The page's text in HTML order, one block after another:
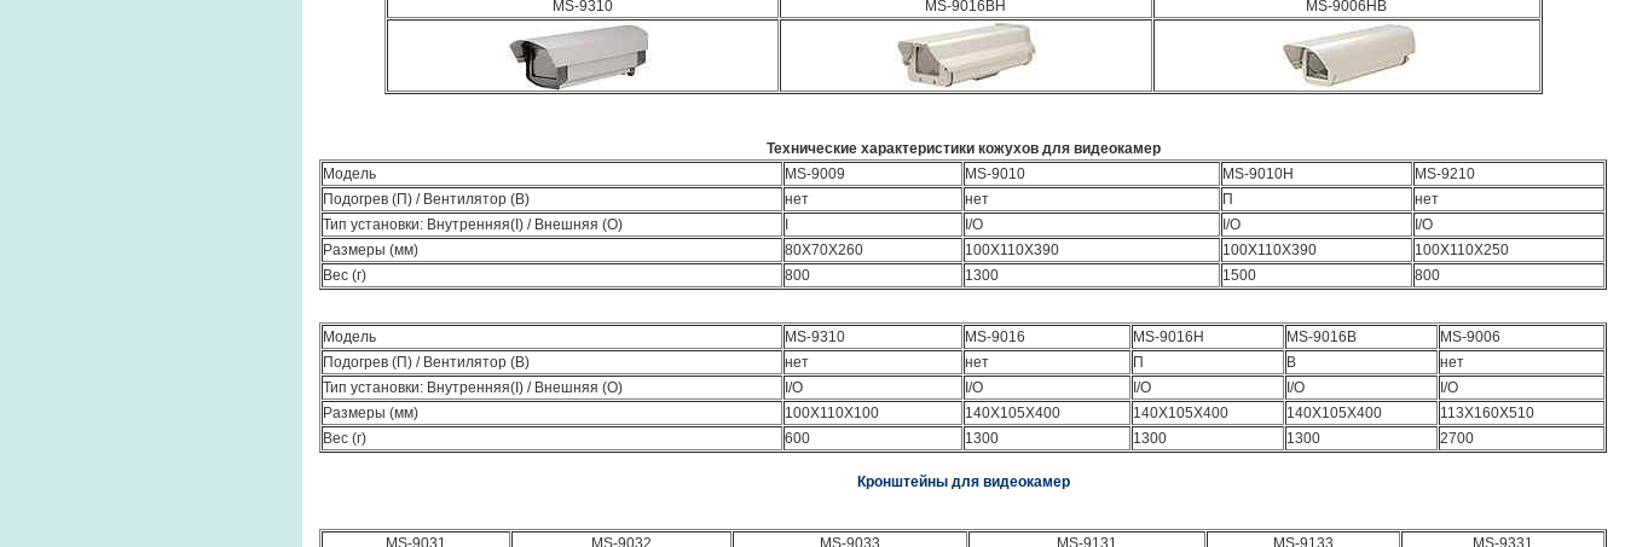
MS-9310
MS-9016BH
MS-9006HB
Технические характеристики кожухов для видеокамер
Модель
MS-9009 MS-9010 MS-9010H
MS-9210
Подогрев (П) / Вентилятор (В)
нет нет П
нет
Тип установки: Внутренняя(I) / Внешняя (O)
I/O I/O
I/O
Размеры (мм)
80X70X260 100X110X390 100X110X390
100X110X250
Вес (г)
800 1300 1500 800
Модель MS-9310 MS-9016 MS-9016H MS-9016B
MS-9006
Подогрев (П) / Вентилятор (В)
нет нет П В
нет
Тип установки: Внутренняя(I) / Внешняя (O)
I/O I/O I/O I/O
I/O
Размеры (мм)
100X110X100 140X105X400 140X105X400 140X105X400
113X160X510
Вес (г)
600 1300 1300 1300 2700
Кронштейны для видеокамер
MS-9031 MS-9032 MS-9033 MS-9131 MS-9133 MS-9331